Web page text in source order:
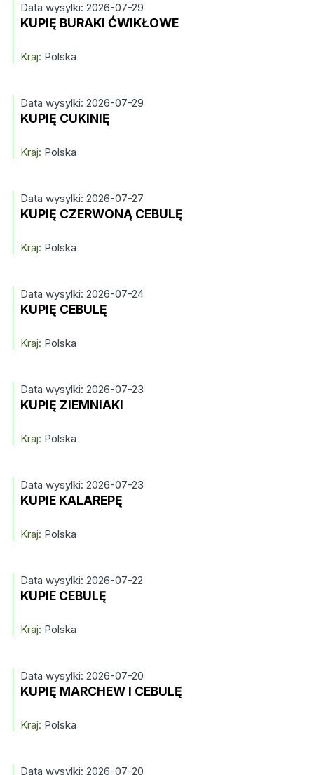
Data wysylki: 2026-07-29
KUPIĘ BURAKI ĆWIKŁOWE
Kraj: Polska
Data wysylki: 2026-07-29
KUPIĘ CUKINIĘ
Kraj: Polska
Data wysylki: 2026-07-27
KUPIĘ CZERWONĄ CEBULĘ
Kraj: Polska
Data wysylki: 2026-07-24
KUPIĘ CEBULĘ
Kraj: Polska
Data wysylki: 2026-07-23
KUPIĘ ZIEMNIAKI
Kraj: Polska
Data wysylki: 2026-07-23
KUPIE KALAREPĘ
Kraj: Polska
Data wysylki: 2026-07-22
KUPIE CEBULĘ
Kraj: Polska
Data wysylki: 2026-07-20
KUPIĘ MARCHEW I CEBULĘ
Kraj: Polska
Data wysylki: 2026-07-20